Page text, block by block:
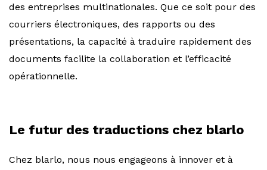
des entreprises multinationales. Que ce soit pour des
courriers électroniques, des rapports ou des
présentations, la capacité à traduire rapidement des
documents facilite la collaboration et l’efficacité
opérationnelle.
Le futur des traductions chez blarlo
Chez blarlo, nous nous engageons à innover et à